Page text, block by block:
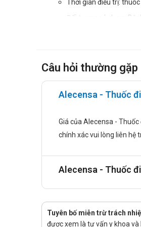
Thời gian điều trị:
Đối tượng sử dụng:
Trường hợp quên sử
Việc sử dụng
Suy gan: Không
Suy thận: Không
qua thận không
Trẻ em: Mức độ an
Tiền sử dị ứng với hoạt
Câu hỏi thường gặp
Alecensa - Thuốc
Giá của Alecensa -
chính xác vui lòng liên hệ
Alecensa - Thuốc
Tuyên bố miễn trừ trách
được xem là tư vấn y khoa